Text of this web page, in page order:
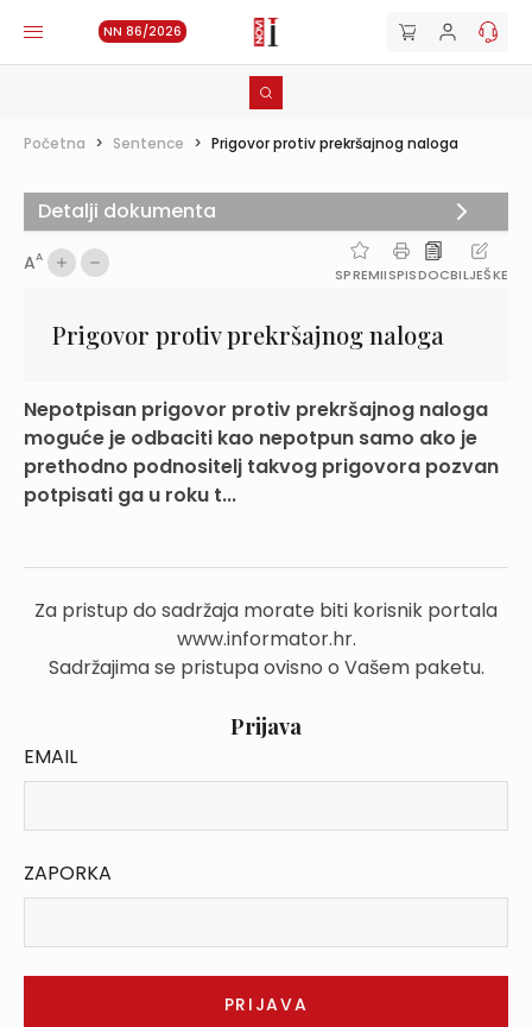
NN 86/2026
Početna > Sentence > Prigovor protiv prekršajnog naloga
AA
SPREMIISPISDOCBILJEŠKE
Prigovor protiv prekršajnog naloga
Nepotpisan prigovor protiv prekršajnog naloga
moguće je odbaciti kao nepotpun samo ako je
prethodno podnositelj takvog prigovora pozvan
potpisati ga u roku t...
Za pristup do sadržaja morate biti korisnik portala
www.informator.hr.
Sadržajima se pristupa ovisno o Vašem paketu.
Prijava
EMAIL
ZAPORKA
Detalji dokumenta